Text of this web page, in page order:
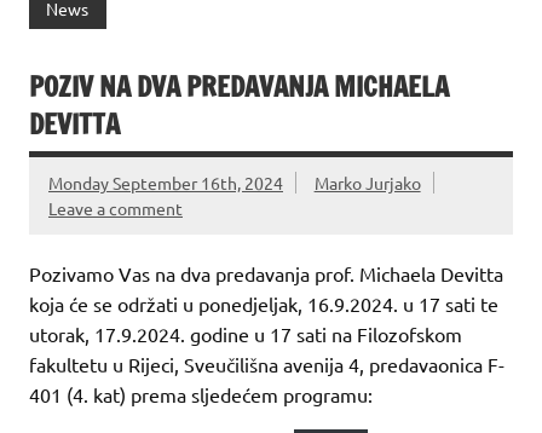
News
POZIV NA DVA PREDAVANJA MICHAELA
DEVITTA
Monday September 16th, 2024
Marko Jurjako
Leave a comment
Pozivamo Vas na dva predavanja prof. Michaela Devitta
koja će se održati u ponedjeljak, 16.9.2024. u 17 sati te
utorak, 17.9.2024. godine u 17 sati na Filozofskom
fakultetu u Rijeci, Sveučilišna avenija 4, predavaonica F-
401 (4. kat) prema sljedećem programu: